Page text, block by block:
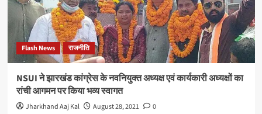
की
जांच
हो,
आदेश
देने
वाले
पर
जल्द
कार्रवाई
Flash News राजनीति
NSUI ने झारखंड कांग्रेस के नवनियुक्त अध्यक्ष एवं कार्यकारी अध्यक्षों का
रांची आगमन पर किया भव्य स्वागत
Jharkhand Aaj Kal August 28, 2021
0